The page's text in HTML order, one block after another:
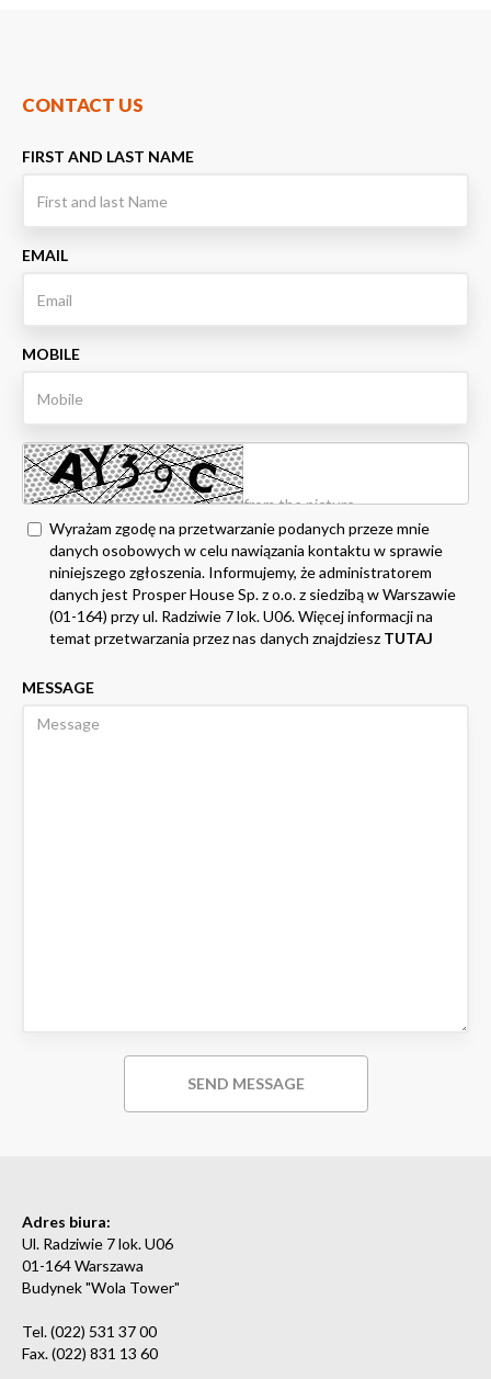
CONTACT US
FIRST AND LAST NAME
EMAIL
MOBILE
Wyrażam zgodę na przetwarzanie podanych przeze mnie
danych osobowych w celu nawiązania kontaktu w sprawie
niniejszego zgłoszenia. Informujemy, że administratorem
danych jest Prosper House Sp. z o.o. z siedzibą w Warszawie
(01-164) przy ul. Radziwie 7 lok. U06. Więcej informacji na
temat przetwarzania przez nas danych znajdziesz TUTAJ
MESSAGE
Adres biura:
Ul. Radziwie 7 lok. U06
01-164 Warszawa
Budynek "Wola Tower"
Tel. (022) 531 37 00
Fax. (022) 831 13 60